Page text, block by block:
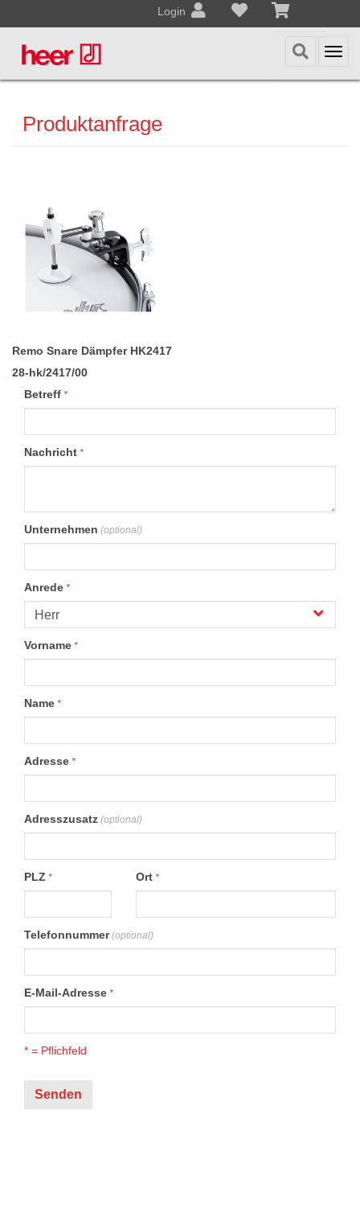
Login
Produktanfrage
Remo Snare Dämpfer HK2417
28-hk/2417/00
Betreff *
Nachricht *
Unternehmen (optional)
Anrede *
Vorname *
Name *
Adresse *
Adresszusatz (optional)
PLZ * Ort *
Telefonnummer (optional)
E-Mail-Adresse *
* = Pflichfeld